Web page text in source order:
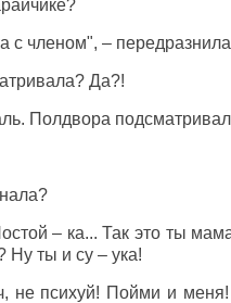
с членом", –
Да?!
Полдвора
– ка... Так это ты
Ну ты и су – ука!
не психуй! Пойми и